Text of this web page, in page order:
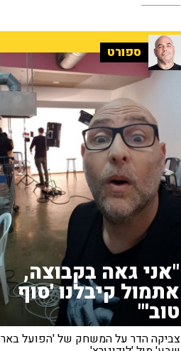
ספורט
"אני גאה בקבוצה,
אתמול קיבלנו 'סוף
טוב'"
צביקה הדר על המשחק של 'הפועל באר